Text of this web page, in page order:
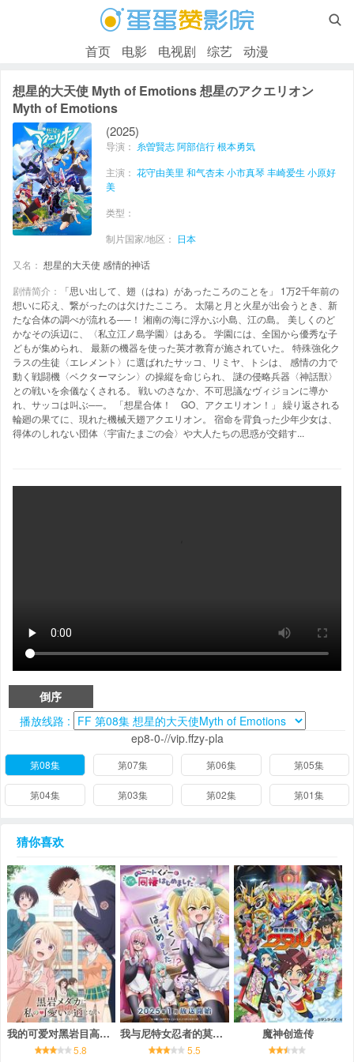

首页 电影 电视剧 综艺 动漫
想星的大天使 Myth of Emotions 想星のアクエリオン
Myth of Emotions
(2025)
导演： 糸曽賢志阿部信行根本勇気
主演： 花守由美里 和气杏未小市真琴丰崎爱生 小原好
美
类型：
制片国家/地区： 日本
又名： 想星的大天使 感情的神话
剧情简介：
「思い出して、翅（はね）があったころのことを」 1万2千年前の
想いに応え、繋がったのは欠けたこころ。 太陽と月と火星が出会うとき、新
たな合体の調べが流れる──！ 湘南の海に浮かぶ小島、江の島。 美しくのど
かなその浜辺に、〈私立江ノ島学園〉はある。 学園には、全国から優秀な子
どもが集められ、 最新の機器を使った英才教育が施されていた。 特殊強化ク
ラスの生徒〈エレメント〉に選ばれたサッコ、リミヤ、トシは、 感情の力で
動く戦闘機〈ベクターマシン〉の操縦を命じられ、 謎の侵略兵器〈神話獣〉
との戦いを余儀なくされる。 戦いのさなか、不可思議なヴィジョンに導か
れ、サッコは叫ぶ──。 「想星合体！ GO、アクエリオン！」 繰り返される
輪廻の果てに、現れた機械天翅アクエリオン。 宿命を背負った少年少女は、
得体のしれない団体〈宇宙たまごの会〉や大人たちの思惑が交錯す...
倒序
播放线路 :
ep8-0-//vip.ffzy-pla
第08集 第07集 第06集 第05集
第04集 第03集 第02集 第01集
猜你喜欢
我的可爱对黑岩目高不管用
5.8
我与尼特女忍者的莫名同居生活
5.5
魔神创造传